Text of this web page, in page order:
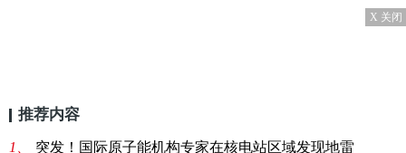
X 关闭
推荐内容
1、 突发！国际原子能机构专家在核电站区域发现地雷